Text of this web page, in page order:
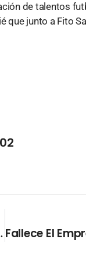
de talentos
que junto a Fito
De FESFUT.